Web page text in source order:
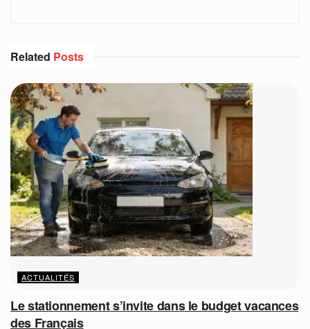
Related Posts
ACTUALITÉS
Le stationnement s’invite dans le budget vacances
des Français